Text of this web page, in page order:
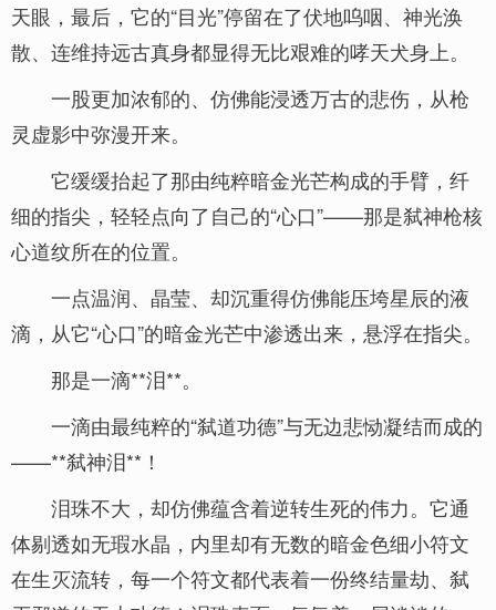
天眼，最后，它的“目光”停留在了伏地呜咽、神光涣
散、连维持远古真身都显得无比艰难的哮天犬身上。
一股更加浓郁的、仿佛能浸透万古的悲伤，从枪
灵虚影中弥漫开来。
它缓缓抬起了那由纯粹暗金光芒构成的手臂，纤
细的指尖，轻轻点向了自己的“心口”——那是弑神枪核
心道纹所在的位置。
一点温润、晶莹、却沉重得仿佛能压垮星辰的液
滴，从它“心口”的暗金光芒中渗透出来，悬浮在指尖。
那是一滴**泪**。
一滴由最纯粹的“弑道功德”与无边悲恸凝结而成的
——**弑神泪**！
泪珠不大，却仿佛蕴含着逆转生死的伟力。它通
体剔透如无瑕水晶，内里却有无数的暗金色细小符文
在生灭流转，每一个符文都代表着一份终结量劫、弑